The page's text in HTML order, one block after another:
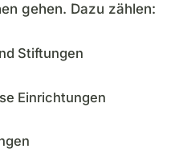
gehen. Dazu zählen:
Stiftungen
Einrichtungen